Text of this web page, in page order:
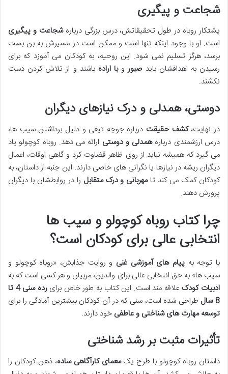
شجاعت و پیگیری
پشتکار روباه در طول تحقیقاتش، درس بزرگی دربارهشجاعت و پیگیری
است. او با وجود اینکه تنها است و ممکن است در مسیرش به بن بست
برسد، هرگز تسلیم نمی شود. این روحیه، به کودکان می آموزد که برای
رسیدن به اهدافشان باید صبوروبا اراده باشند و از تلاش کردن دست
نکشند.
دوستی، همدلی و درک نیازهای دیگران
در نهایت،کشف حقیقت درباره جوجه تیغی و دلیل برداشتن سیب ها،
درس ارزشمندی دربارههمدلی و دوستی ارائه می دهد. روباه کوچولو یاد
می گیرد که همیشه نباید از روی ظاهر قضاوت کرد و گاهی اوقات، اعمال
دیگران ریشه در نیازها یا نگرانی های خاصی دارند. این جنبه از داستان، به
کودکان کمک می کند تامهربانی و درک متقابل را در روابطشان با دیگران
پرورش دهند.
چرا کتاب روباه کوچولو و سیب ها
انتخابی عالی برای کودکان است؟
با توجه به پیام های آموزشی غنی و روایت جذابش، «روباه کوچولو و
سیب ها» به حق انتخابی عالی برای والدین، مربیان و هر کسی است که به
ادبیات کودکعلاقه مند است. این کتاب به طور خاص برای
رده سنی 4 تا
8 سال
طراحی شده است، سنی که در آن کودکان بیشترین آمادگی را برای
توسعه مهارت های شناختی و عاطفی خود دارند.
تأثیرات مثبت بر رشد شناختی
داستان روباه کوچولو با طرح یکمعمای کارآگاهی ساده، ذهن کودکان را